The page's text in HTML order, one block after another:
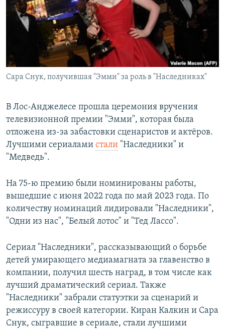
РАСПИСАНИЕ ВЕЩАНИЯ
ПОДПИШИТЕСЬ НА РАССЫЛКУ
СОЦИАЛЬНЫЕ СЕТИ
Все сайты РСЕ/РС
Сара Снук, получившая "Эмми" за роль в "Наследниках"
В Лос-Анджелесе прошла церемония вручения
телевизионной премии "Эмми", которая была
отложена из-за забастовки сценаристов и актёров.
Лучшими сериалами стали "Наследники" и
"Медведь".
На 75-ю премию были номинированы работы,
вышедшие с июня 2022 года по май 2023 года. По
количеству номинаций лидировали "Наследники",
"Одни из нас", "Белый лотос" и "Тед Лассо".
Сериал "Наследники", рассказывающий о борьбе
детей умирающего медиамагната за главенство в
компании, получил шесть наград, в том числе как
лучший драматический сериал. Также
"Наследники" забрали статуэтки за сценарий и
режиссуру в своей категории. Киран Калкин и Сара
Снук, сыгравшие в сериале, стали лучшими